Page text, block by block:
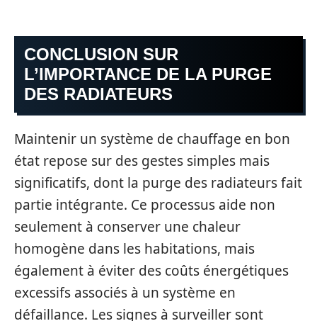
CONCLUSION SUR
L’IMPORTANCE DE LA PURGE
DES RADIATEURS
Maintenir un système de chauffage en bon
état repose sur des gestes simples mais
significatifs, dont la purge des radiateurs fait
partie intégrante. Ce processus aide non
seulement à conserver une chaleur
homogène dans les habitations, mais
également à éviter des coûts énergétiques
excessifs associés à un système en
défaillance. Les signes à surveiller sont